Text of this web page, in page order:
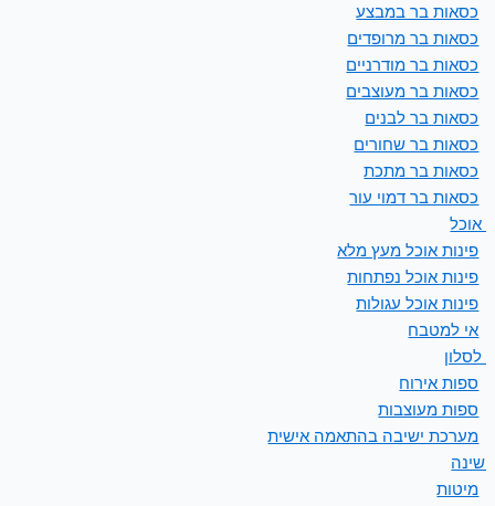
כסאות בר במבצע
כסאות בר מרופדים
כסאות בר מודרניים
כסאות בר מעוצבים
כסאות בר לבנים
כסאות בר שחורים
כסאות בר מתכת
כסאות בר דמוי עור
אוכל
פינות אוכל מעץ מלא
פינות אוכל נפתחות
פינות אוכל עגולות
אי למטבח
לסלון
ספות אירוח
ספות מעוצבות
מערכת ישיבה בהתאמה אישית
שינה
מיטות